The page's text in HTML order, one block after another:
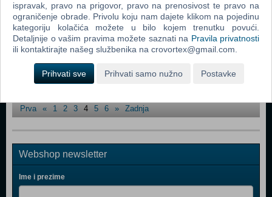
Colin McRae Rally 3 (31858 pregleda)
Star Trek - Elite Force 2 (26792 pregleda)
Gun Metal (34618 pregleda)
Championship Manager 4 (81101 pregleda)
Prva
« 1 2 3 4 5 6 » Zadnja
Webshop newsletter
Ime i prezime
ispravak, pravo na prigovor, pravo na prenosivost te pravo na
ograničenje obrade. Privolu koju nam dajete klikom na pojedinu
kategoriju kolačića možete u bilo kojem trenutku povući.
Detaljnije o vašim pravima možete saznati na Pravila privatnosti
ili kontaktirajte našeg službenika na crovortex@gmail.com.
Prihvati sve Prihvati samo nužno Postavke